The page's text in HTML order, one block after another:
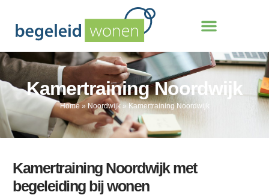
Kamertraining Noordwijk
Home » Noordwijk»Kamertraining Noordwijk
Kamertraining Noordwijk met
begeleiding bij wonen